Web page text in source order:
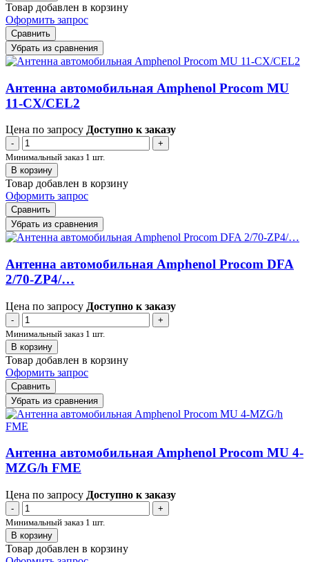
Товар добавлен в корзину
Оформить запрос
Сравнить
Убрать из сравнения
Антенна автомобильная Amphenol Procom MU
11-CX/CEL2
Цена по запросу Доступно к заказу
-
+
Минимальный заказ 1 шт.
В корзину
Товар добавлен в корзину
Оформить запрос
Сравнить
Убрать из сравнения
Антенна автомобильная Amphenol Procom DFA
2/70-ZP4/…
Цена по запросу Доступно к заказу
-
+
Минимальный заказ 1 шт.
В корзину
Товар добавлен в корзину
Оформить запрос
Сравнить
Убрать из сравнения
Антенна автомобильная Amphenol Procom MU 4-
MZG/h FME
Цена по запросу Доступно к заказу
-
+
Минимальный заказ 1 шт.
В корзину
Товар добавлен в корзину